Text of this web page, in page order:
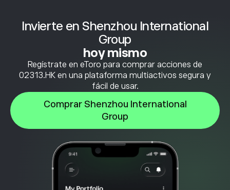
Invierte en Shenzhou International
Group
hoy mismo
Regístrate en eToro para comprar acciones de
02313.HK en una plataforma multiactivos segura y
fácil de usar.
Comprar Shenzhou International
Group